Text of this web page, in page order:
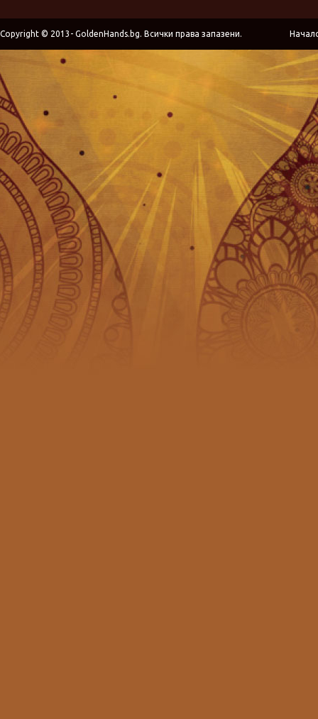
Copyright © 2013- GoldenHands.bg. Всички права запазени.